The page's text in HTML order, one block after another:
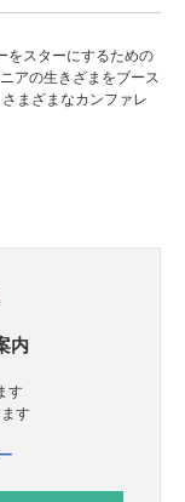
をスターにするための
アの生きざまをブース
まざまなカンファレ
内
す
す